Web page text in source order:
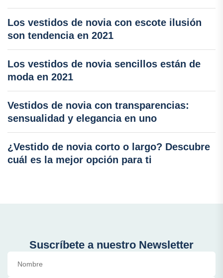
Los vestidos de novia con escote ilusión
son tendencia en 2021
Los vestidos de novia sencillos están de
moda en 2021
Vestidos de novia con transparencias:
sensualidad y elegancia en uno
¿Vestido de novia corto o largo? Descubre
cuál es la mejor opción para ti
Suscríbete a nuestro Newsletter